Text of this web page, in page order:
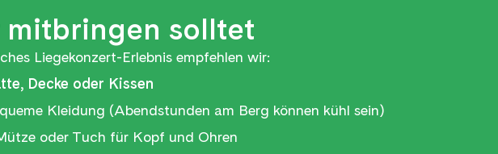
mitbringen solltet
Liegekonzert-Erlebnis empfehlen wir:
Decke oder Kissen
Kleidung (Abendstunden am Berg können kühl sein)
oder Tuch für Kopf und Ohren